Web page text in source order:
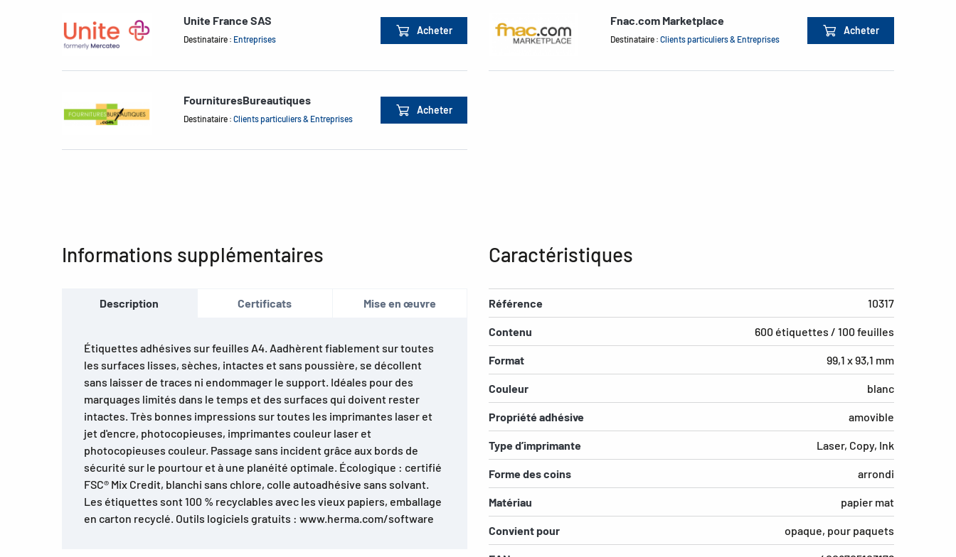
Unite France SAS
Destinataire : Entreprises
Acheter
Fnac.com Marketplace
Destinataire : Clients particuliers & Entreprises
Acheter
FournituresBureautiques
Destinataire : Clients particuliers & Entreprises
Acheter
Informations supplémentaires
Description Certificats Mise en œuvre
Étiquettes adhésives sur feuilles A4. Aadhèrent fiablement sur toutes
les surfaces lisses, sèches, intactes et sans poussière, se décollent
sans laisser de traces ni endommager le support. Idéales pour des
marquages limités dans le temps et des surfaces qui doivent rester
intactes. Très bonnes impressions sur toutes les imprimantes laser et
jet d'encre, photocopieuses, imprimantes couleur laser et
photocopieuses couleur. Passage sans incident grâce aux bords de
sécurité sur le pourtour et à une planéité optimale. Écologique : certifié
FSC® Mix Credit, blanchi sans chlore, colle autoadhésive sans solvant.
Les étiquettes sont 100 % recyclables avec les vieux papiers, emballage
en carton recyclé. Outils logiciels gratuits : www.herma.com/software
Caractéristiques
Référence 10317
Contenu 600 étiquettes / 100 feuilles
Format 99,1 x 93,1 mm
Couleur blanc
Propriété adhésive amovible
Type d’imprimante Laser, Copy, Ink
Forme des coins arrondi
Matériau papier mat
Convient pour opaque, pour paquets